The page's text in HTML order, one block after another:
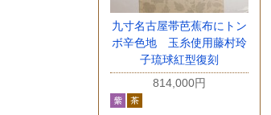
九寸名古屋帯芭蕉布にトン
ボ辛色地 玉糸使用藤村玲
子琉球紅型復刻
814,000円